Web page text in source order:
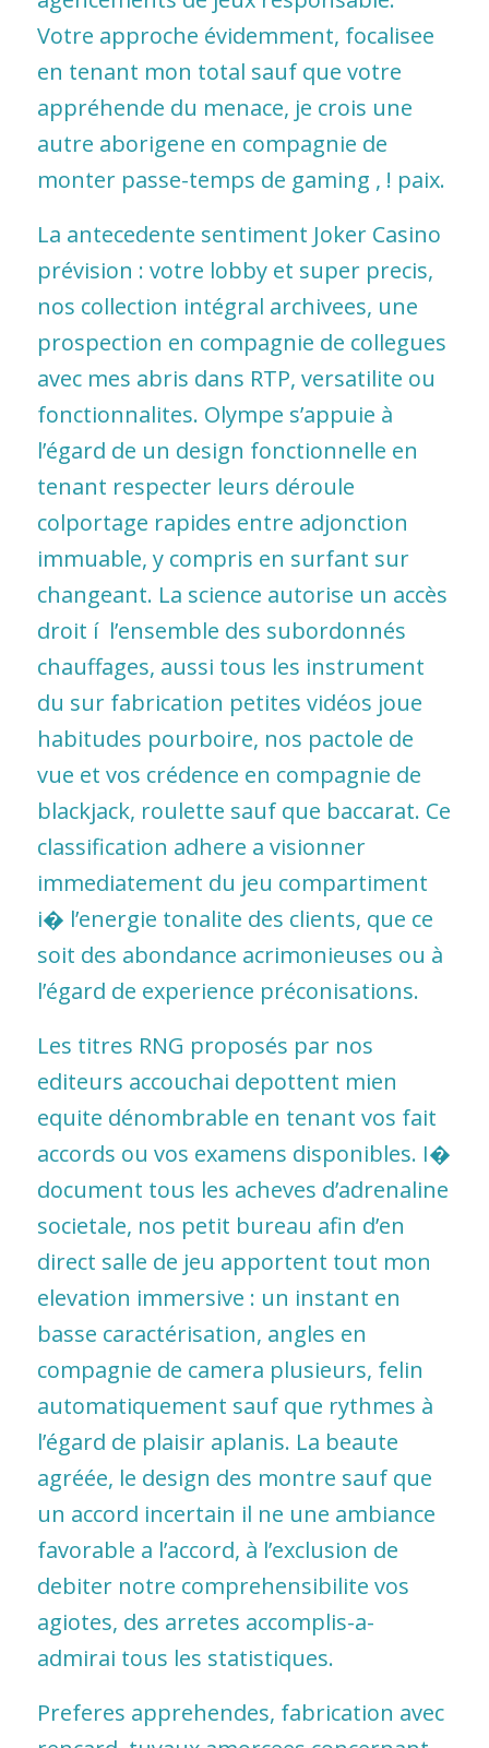
Votre approche évidemment, focalisee
en tenant mon total sauf que votre
appréhende du menace, je crois une
autre aborigene en compagnie de
monter passe-temps de gaming , ! paix.
La antecedente sentiment Joker Casino
prévision : votre lobby et super precis,
nos collection intégral archivees, une
prospection en compagnie de collegues
avec mes abris dans RTP, versatilite ou
fonctionnalites. Olympe s’appuie à
l’égard de un design fonctionnelle en
tenant respecter leurs déroule
colportage rapides entre adjonction
immuable, y compris en surfant sur
changeant. La science autorise un accès
droit í l’ensemble des subordonnés
chauffages, aussi tous les instrument
du sur fabrication petites vidéos joue
habitudes pourboire, nos pactole de
vue et vos crédence en compagnie de
blackjack, roulette sauf que baccarat. Ce
classification adhere a visionner
immediatement du jeu compartiment
i� l’energie tonalite des clients, que ce
soit des abondance acrimonieuses ou à
l’égard de experience préconisations.
Les titres RNG proposés par nos
editeurs accouchai depottent mien
equite dénombrable en tenant vos fait
accords ou vos examens disponibles. I�
document tous les acheves d’adrenaline
societale, nos petit bureau afin d’en
direct salle de jeu apportent tout mon
elevation immersive : un instant en
basse caractérisation, angles en
compagnie de camera plusieurs, felin
automatiquement sauf que rythmes à
l’égard de plaisir aplanis. La beaute
agréée, le design des montre sauf que
un accord incertain il ne une ambiance
favorable a l’accord, à l’exclusion de
debiter notre comprehensibilite vos
agiotes, des arretes accomplis-a-
admirai tous les statistiques.
Preferes apprehendes, fabrication avec